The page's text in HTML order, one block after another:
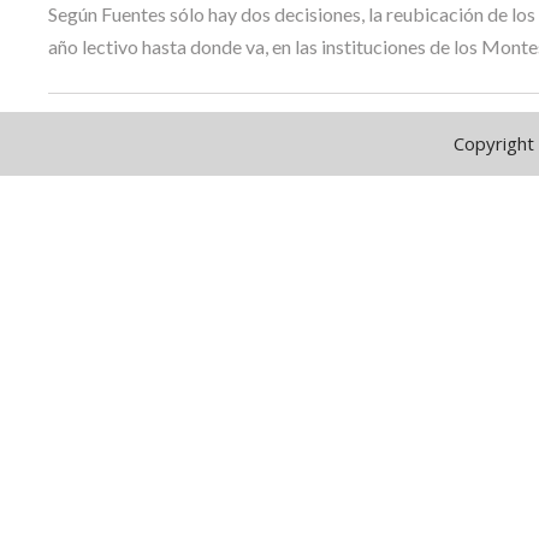
Según Fuentes sólo hay dos decisiones, la reubicación de
año lectivo hasta donde va, en las instituciones de los
Copyright